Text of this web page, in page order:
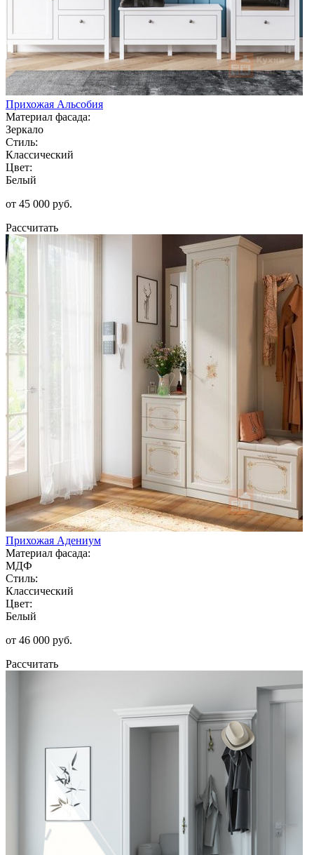
Прихожая Альсобия
Материал фасада:
Зеркало
Стиль:
Классический
Цвет:
Белый
от 45 000 руб.
Рассчитать
Прихожая Адениум
Материал фасада:
МДФ
Стиль:
Классический
Цвет:
Белый
от 46 000 руб.
Рассчитать